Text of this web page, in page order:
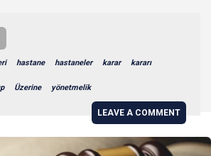
hastane hastaneler karar kararı
Üzerine yönetmelik
LEAVE A COMMENT